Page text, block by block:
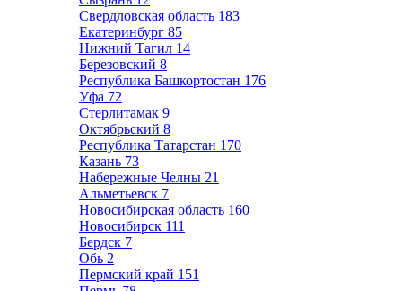
Свердловская область 183
Екатеринбург 85
Нижний Тагил 14
Березовский 8
Республика Башкортостан 176
Уфа 72
Стерлитамак 9
Октябрьский 8
Республика Татарстан 170
Казань 73
Набережные Челны 21
Альметьевск 7
Новосибирская область 160
Новосибирск 111
Бердск 7
Обь 2
Пермский край 151